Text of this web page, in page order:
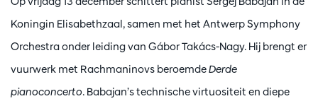
Koningin Elisabethzaal, samen met het Antwerp Symphony
Orchestra onder leiding van Gábor Takács-Nagy. Hij brengt er
vuurwerk met Rachmaninovs beroemdeDerde
pianoconcerto. Babajan’s technische virtuositeit en diepe